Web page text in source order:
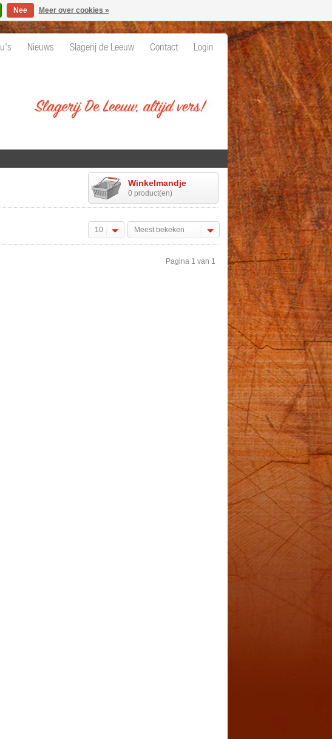
Nieuws Slagerij de Leeuw Contact Login
Winkelmandje
0 product(en)
10 Meest bekeken
Pagina 1 van 1
Nee Meer over cookies »